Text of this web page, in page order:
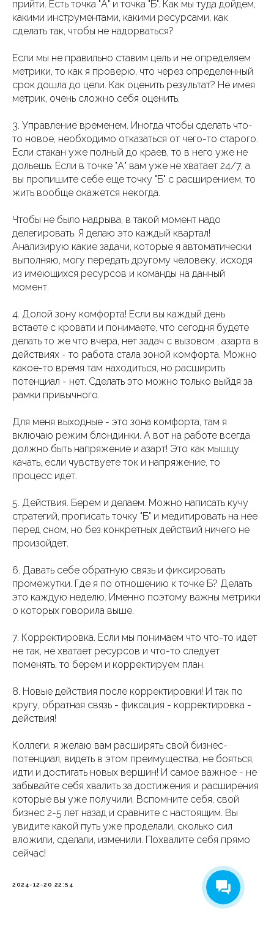
прийти. Есть точка "А" и точка "Б". Как мы туда дойдем,
какими инструментами, какими ресурсами, как
сделать так, чтобы не надорваться?
Если мы не правильно ставим цель и не определяем
метрики, то как я проверю, что через определенный
срок дошла до цели. Как оценить результат? Не имея
метрик, очень сложно себя оценить.
3. Управление временем. Иногда чтобы сделать что-
то новое, необходимо отказаться от чего-то старого.
Если стакан уже полный до краев, то в него уже не
дольешь. Если в точке "А" вам уже не хватает 24/7, а
вы пропишите себе еще точку "Б" с расширением, то
жить вообще окажется некогда.
Чтобы не было надрыва, в такой момент надо
делегировать. Я делаю это каждый квартал!
Анализирую какие задачи, которые я автоматически
выполняю, могу передать другому человеку, исходя
из имеющихся ресурсов и команды на данный
момент.
4. Долой зону комфорта! Если вы каждый день
встаете с кровати и понимаете, что сегодня будете
делать то же что вчера, нет задач с вызовом , азарта в
действиях - то работа стала зоной комфорта. Можно
какое-то время там находиться, но расширить
потенциал - нет. Сделать это можно только выйдя за
рамки привычного.
Для меня выходные - это зона комфорта, там я
включаю режим блондинки. А вот на работе всегда
должно быть напряжение и азарт! Это как мышцу
качать, если чувствуете ток и напряжение, то
процесс идет.
5. Действия. Берем и делаем. Можно написать кучу
стратегий, прописать точку "Б" и медитировать на нее
перед сном, но без конкретных действий ничего не
произойдет.
6. Давать себе обратную связь и фиксировать
промежутки. Где я по отношению к точке Б? Делать
это каждую неделю. Именно поэтому важны метрики
о которых говорила выше.
7. Корректировка. Если мы понимаем что что-то идет
не так, не хватает ресурсов и что-то следует
поменять, то берем и корректируем план.
8. Новые действия после корректировки! И так по
кругу, обратная связь - фиксация - корректировка -
действия!
Коллеги, я желаю вам расширять свой бизнес-
потенциал, видеть в этом преимущества, не бояться,
идти и достигать новых вершин! И самое важное - не
забывайте себя хвалить за достижения и расширения
которые вы уже получили. Вспомните себя, свой
бизнес 2-5 лет назад и сравните с настоящим. Вы
увидите какой путь уже проделали, сколько сил
вложили, сделали, изменили. Похвалите себя прямо
сейчас!
2024-12-20 22:54